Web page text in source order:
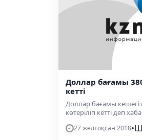
Доллар бағамы
кетті
Доллар бағамы кешегі
көтеріліп кетті деп
27 желтоқсан 2018•